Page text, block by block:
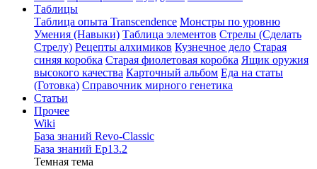
Таблицы
Таблица опыта Transcendence Монстры по уровню
Умения (Навыки) Таблица элементов Стрелы (Сделать
Стрелу) Рецепты алхимиков Кузнечное дело Старая
синяя коробка Старая фиолетовая коробка Ящик оружия
высокого качества Карточный альбом Еда на статы
(Готовка) Справочник мирного генетика
Статьи
Прочее
Wiki
База знаний Revo-Classic
База знаний Ep13.2
Темная тема